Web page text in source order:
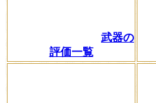
武器の
評価一覧